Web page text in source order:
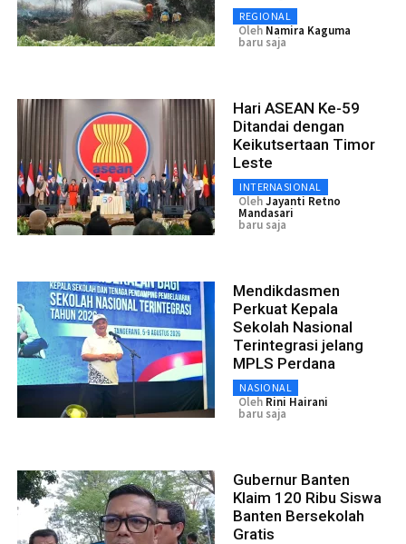
REGIONAL
Oleh Namira Kaguma
baru saja
Hari ASEAN Ke-59
Ditandai dengan
Keikutsertaan Timor
Leste
INTERNASIONAL
OlehJayanti Retno
Mandasari
baru saja
Mendikdasmen
Perkuat Kepala
Sekolah Nasional
Terintegrasi jelang
MPLS Perdana
NASIONAL
Oleh Rini Hairani
baru saja
Gubernur Banten
Klaim 120 Ribu Siswa
Banten Bersekolah
Gratis